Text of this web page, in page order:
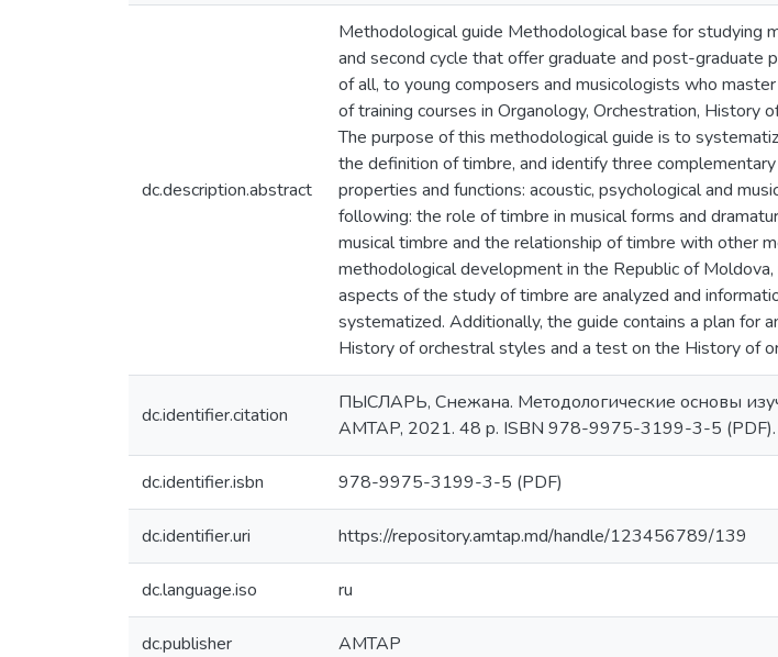
dc.description.abstract
Methodological guide Methodological base for studying
and second cycle that offer graduate and post-graduate
of all, to young composers and musicologists who
of training courses in Organology, Orchestration, History
The purpose of this methodological guide is to
the definition of timbre, and identify three
properties and functions: acoustic, psychological and
following: the role of timbre in musical forms and
musical timbre and the relationship of timbre with other
methodological development in the Republic of
aspects of the study of timbre are analyzed and
systematized. Additionally, the guide contains a plan for
History of orchestral styles and a test on the History of
dc.identifier.citation
ПЫСЛАРЬ, Снежана. Методологические основы
AMTAP, 2021. 48 p. ISBN 978-9975-3199-3-5 (PDF).
dc.identifier.isbn 978-9975-3199-3-5 (PDF)
dc.identifier.uri https://repository.amtap.md/handle/123456789/139
dc.language.iso ru
dc.publisher AMTAP